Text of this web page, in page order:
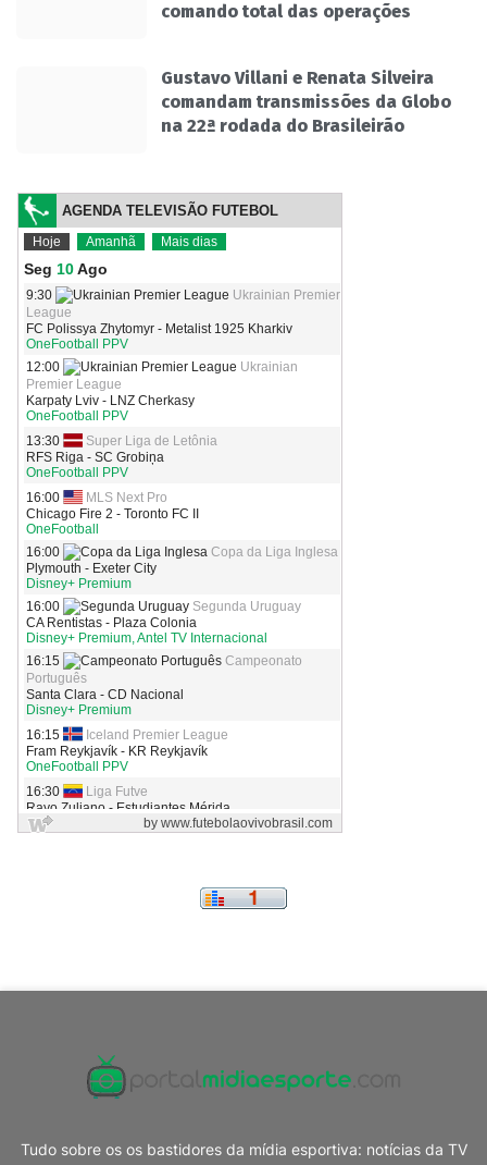
comando total das operações
Gustavo Villani e Renata Silveira
comandam transmissões da Globo
na 22ª rodada do Brasileirão
Tudo sobre os os bastidores da mídia esportiva: notícias da TV